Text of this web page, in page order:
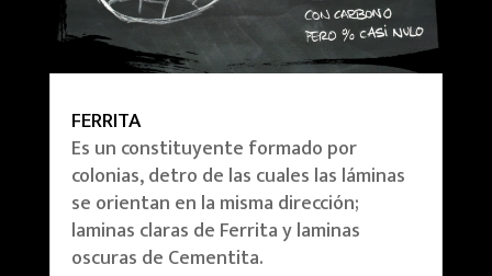
FERRITA
Es un constituyente formado por
colonias, detro de las cuales las láminas
se orientan en la misma dirección;
laminas claras de Ferrita y laminas
oscuras de Cementita.